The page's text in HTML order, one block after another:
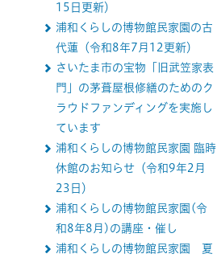
15日更新）
浦和くらしの博物館民家園の古
代蓮（令和8年7月12更新）
さいたま市の宝物「旧武笠家表
門」の茅葺屋根修繕のためのク
ラウドファンディングを実施し
ています
浦和くらしの博物館民家園 臨時
休館のお知らせ（令和9年2月
23日）
浦和くらしの博物館民家園(令
和8年8月)の講座・催し
浦和くらしの博物館民家園 夏